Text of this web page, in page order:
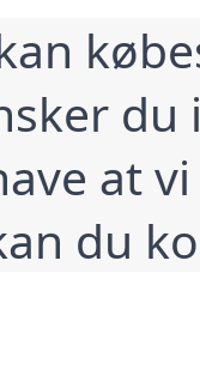
at
du